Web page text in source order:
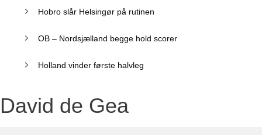
David de Gea
Hobro slår Helsingør på rutinen
OB – Nordsjælland begge hold scorer
Holland vinder første halvleg